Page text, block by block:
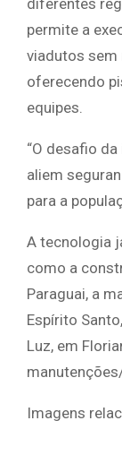
permite a
viadutos sem
oferecendo
equipes.
“O desafio
aliem
para a
A tecnologia
como a
Paraguai, a
Espírito
Luz, em
Imagens